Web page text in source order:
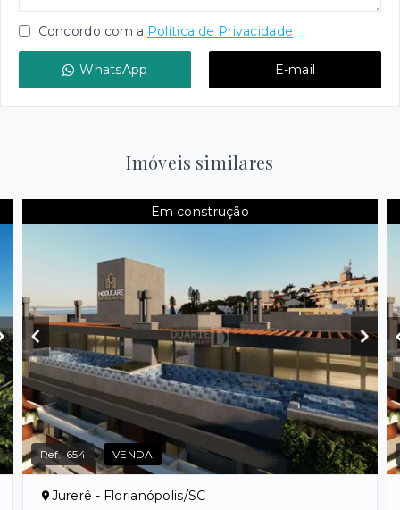
Concordo com a Política de Privacidade
WhatsApp E-mail
Imóveis similares
Em construção
Ref.: 654 VENDA
Jurerê - Florianópolis/SC